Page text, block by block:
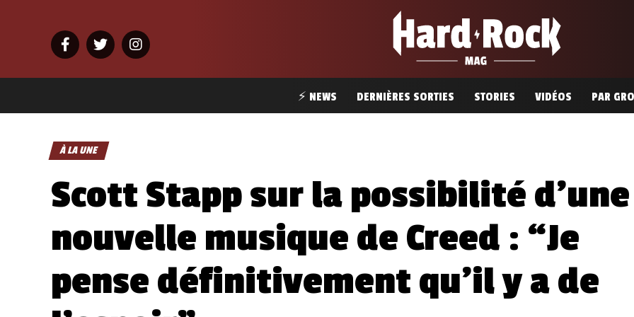
⚡ NEWS DERNIÈRES SORTIES STORIES VIDÉOS PAR
À LA UNE
Scott Stapp sur la possibilité d’une
nouvelle musique de Creed : “Je
pense définitivement qu’il y a de